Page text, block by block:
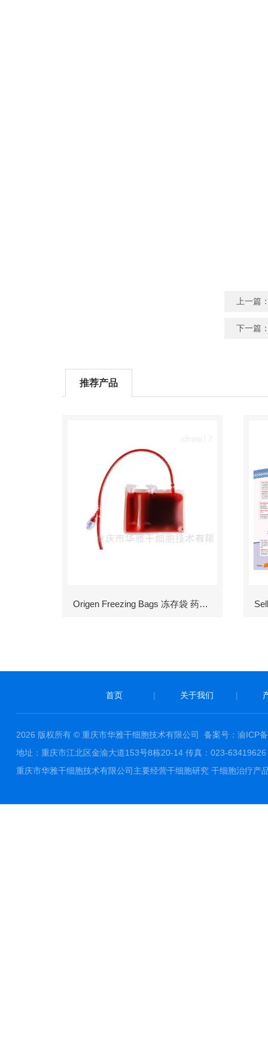
上一篇
下一篇
推荐产品
Origen Freezing Bags 冻存袋 药包材
首页 | 关于我们 |
2026 版权所有 © 重庆市华雅干细胞技术有限公司 备案号：渝ICP
地址：重庆市江北区金渝大道153号8栋20-14 传真：023-
重庆市华雅干细胞技术有限公司主要经营干细胞研究 干细胞治疗产